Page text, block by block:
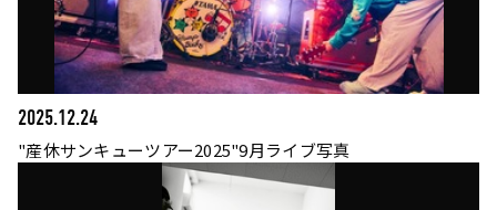
2025.12.24
"産休サンキューツアー2025"9月ライブ写真